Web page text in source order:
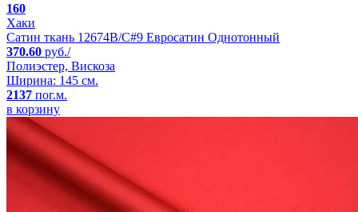
160
Хаки
Сатин ткань 12674B/C#9 Евросатин Однотонный
370.60 руб./
Полиэстер, Вискоза
Ширина: 145 см.
2137 пог.м.
в корзину